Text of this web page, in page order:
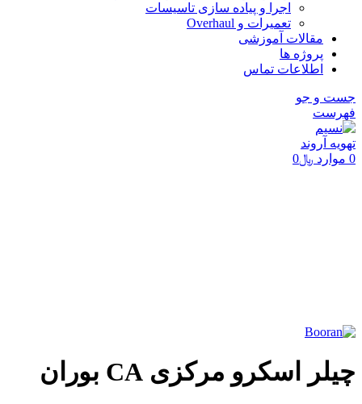
اجرا و پیاده سازی تاسیسات
تعمیرات و Overhaul
مقالات آموزشی
پروژه ها
اطلاعات تماس
جست و جو
فهرست
0 موارد ﷼0
چیلر اسکرو مرکزی CA بوران